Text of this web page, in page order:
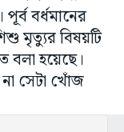
বর্ধমানের
মৃত্যুর বিষয়টি
বলা হয়েছে।
সেটা খোঁজ